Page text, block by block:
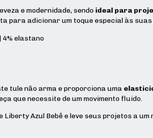
e modernidade, sendo ideal para
para adicionar um toque especial às
4% elastano
tule não arma e proporciona uma
que necessite de um movimento fluido.
Liberty Azul Bebê e leve seus projetos a